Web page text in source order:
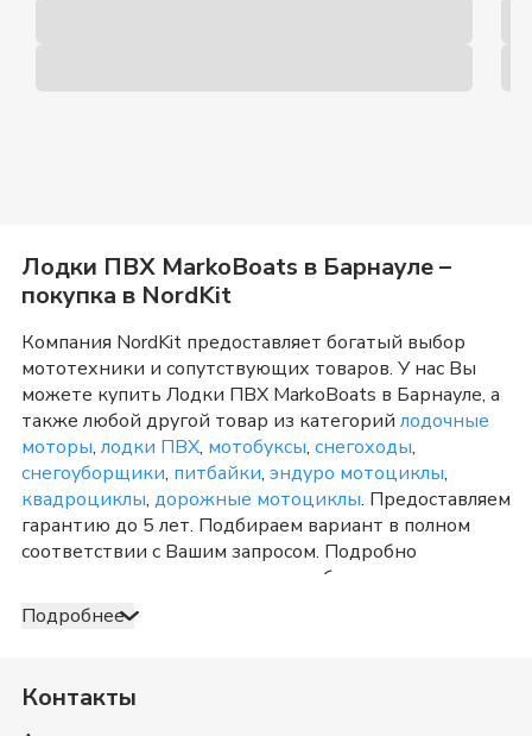
Лодки ПВХ MarkoBoats в Барнауле–
покупка в NordKit
Компания NordKit предоставляет богатый выбор
мототехники и сопутствующих товаров. У нас Вы
можете купить Лодки ПВХ MarkoBoats в Барнауле, а
также любой другой товар из категорий лодочные
моторы, лодки ПВХ, мотобуксы, снегоходы,
снегоуборщики, питбайки, эндуро мотоциклы,
квадроциклы, дорожные мотоциклы. Предоставляем
гарантию до 5 лет. Подбираем вариант в полном
соответствии с Вашим запросом. Подробно
консультируем и отвечаем на любые вопросы по
телефону и в шоу-руме в
категорииЛодки ПВХ MarkoBoats
Барнауле
России. Оплата принимается несколькими способами:
Подробнее
Контакты